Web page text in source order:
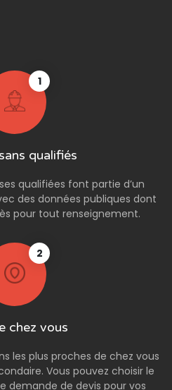
1
qualifiés
qualifiées font partie d’un
des données publiques dont
pour tout renseignement.
2
chez vous
les plus proches de chez vous
Vous pouvez choisir le
demande de devis pour vos